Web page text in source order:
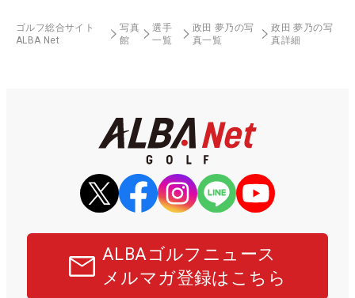
ゴルフ総合サイト
ALBA Net
写真
館
選手
一覧
政田 夢乃の写
真一覧
政田 夢乃の写
真詳細
ALBAゴルフニュース
メルマガ登録はこちら